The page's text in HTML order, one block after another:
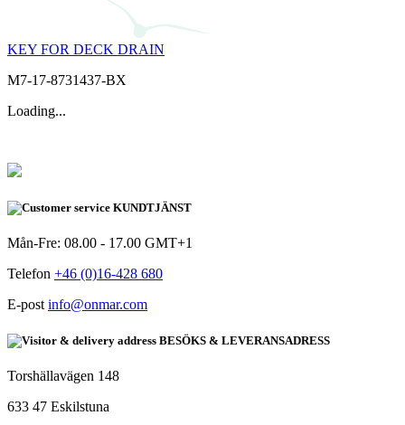
KEY FOR DECK DRAIN
M7-17-8731437-BX
Loading...
KUNDTJÄNST
Mån-Fre: 08.00 - 17.00 GMT+1
Telefon +46 (0)16-428 680
E-post info@onmar.com
BESÖKS & LEVERANSADRESS
Torshällavägen 148
633 47 Eskilstuna